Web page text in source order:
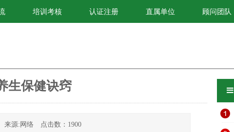
培训考核 认证注册 直属单位 顾问团队
生保健诀窍
来源:网络 点击数：1900